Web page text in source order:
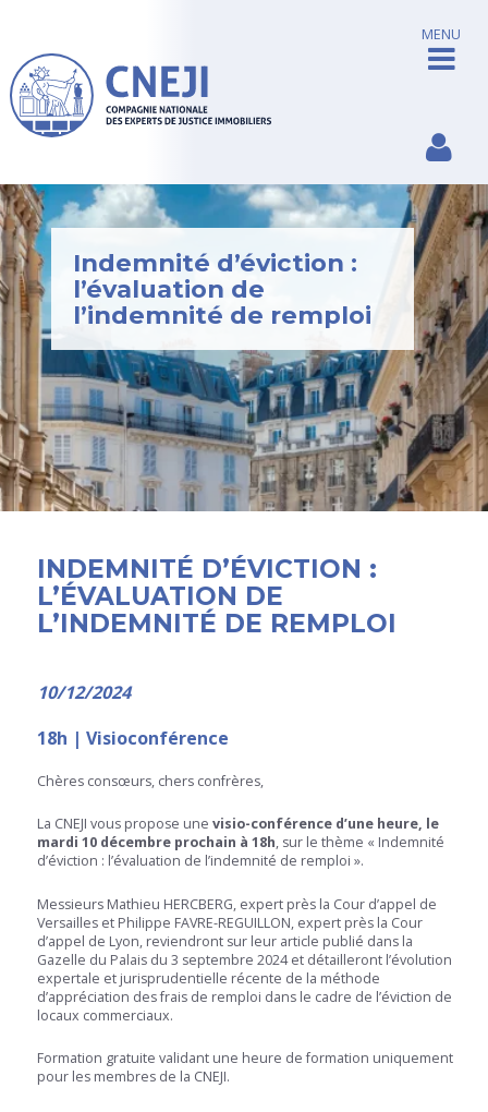
MENU
Indemnité d’éviction :
l’évaluation de
l’indemnité de remploi
INDEMNITÉ D’ÉVICTION :
L’ÉVALUATION DE
L’INDEMNITÉ DE REMPLOI
10/12/2024
18h | Visioconférence
Chères consœurs, chers confrères,
La CNEJI vous propose une visio-conférence d’une heure, le
mardi 10 décembre prochain à 18h, sur le thème « Indemnité
d’éviction : l’évaluation de l’indemnité de remploi ».
Messieurs Mathieu HERCBERG, expert près la Cour d’appel de
Versailles et Philippe FAVRE-REGUILLON, expert près la Cour
d’appel de Lyon, reviendront sur leur article publié dans la
Gazelle du Palais du 3 septembre 2024 et détailleront l’évolution
expertale et jurisprudentielle récente de la méthode
d’appréciation des frais de remploi dans le cadre de l’éviction de
locaux commerciaux.
Formation gratuite validant une heure de formation uniquement
pour les membres de la CNEJI.